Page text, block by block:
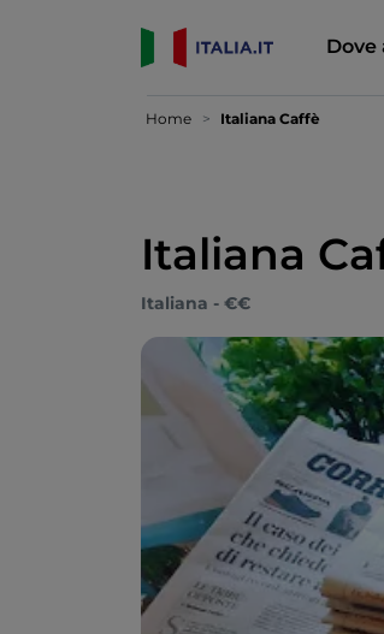
Dove
Home Italiana Caffè
Italiana
Italiana - €€